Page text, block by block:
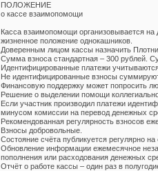
ПОЛОЖЕНИЕ
о кассе взаимопомощи
Касса взаимопомощи организовывается
жизненное положение однокашников.
Доверенным лицом кассы назначить
Сумма взноса стандартная – 300 рублей.
Идентифицированные платежи
Не идентифицированные взносы
Финансовую поддержку может попросить
Решение о выделении помощи
Если участник производил платежи
минусом комиссии на перевод денежных
Рекомендованная регулярность взносов
Взносы добровольные.
Состояние счёта публикуется регулярно
Обновление информации ежемесячное
пополнения или расходования денежных
Отчёт о работе кассы – один раз в